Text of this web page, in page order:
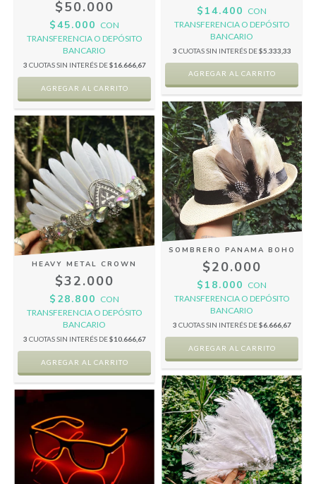
$14.400 CON
TRANSFERENCIA O DEPÓSITO
BANCARIO
3 CUOTAS SIN INTERÉS DE$5.333,33
AGREGAR AL CARRITO
$50.000
$45.000 CON
TRANSFERENCIA O DEPÓSITO
BANCARIO
3 CUOTAS SIN INTERÉS DE$16.666,67
SOMBRERO PANAMA BOHO
$20.000
$18.000 CON
TRANSFERENCIA O DEPÓSITO
BANCARIO
3 CUOTAS SIN INTERÉS DE$6.666,67
HEAVY METAL CROWN
$32.000
$28.800 CON
TRANSFERENCIA O DEPÓSITO
BANCARIO
3 CUOTAS SIN INTERÉS DE$10.666,67